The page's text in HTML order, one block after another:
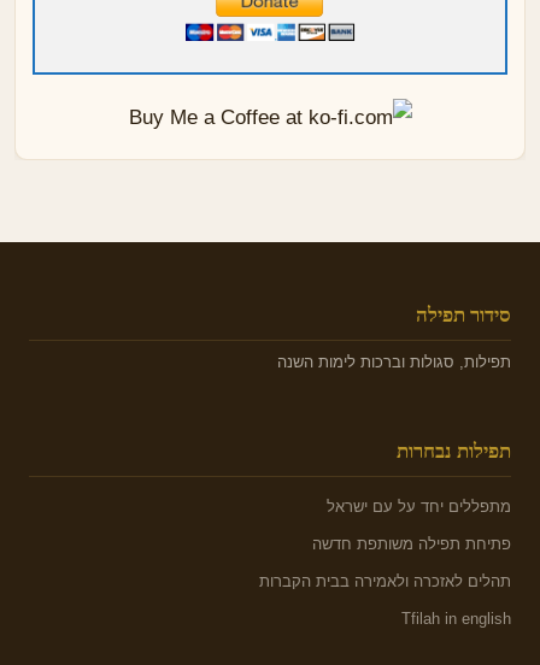
סידור תפילה
תפילות, סגולות וברכות לימות השנה
תפילות נבחרות
מתפללים יחד על עם ישראל
פתיחת תפילה משותפת חדשה
תהלים לאזכרה ולאמירה בבית הקברות
Tfilah in english